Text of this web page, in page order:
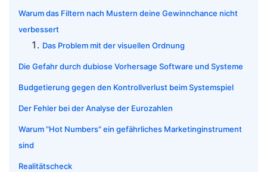
Warum das Filtern nach Mustern deine Gewinnchance nicht
verbessert
Das Problem mit der visuellen Ordnung
Die Gefahr durch dubiose Vorhersage Software und Systeme
Budgetierung gegen den Kontrollverlust beim Systemspiel
Der Fehler bei der Analyse der Eurozahlen
Warum "Hot Numbers" ein gefährliches Marketinginstrument
sind
Realitätscheck